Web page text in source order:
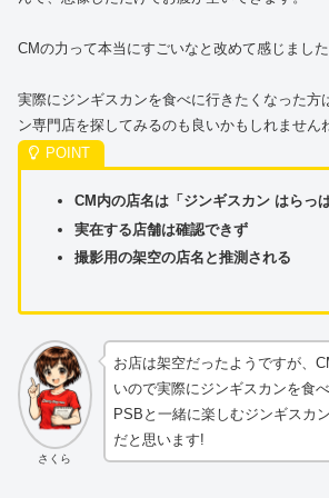
CMの力って本当にすごいなと改めて感じました
実際にジンギスカンを食べに行きたくなった方
ン専門店を探してみるのも良いかもしれません
CM内の店名は「ジンギスカン はらっぱ
実在する店舗は確認できず
撮影用の架空の店名と推測される
さくら
お店は架空だったようですが、
いので実際にジンギスカンを食
PSBと一緒に楽しむジンギスカ
だと思います!